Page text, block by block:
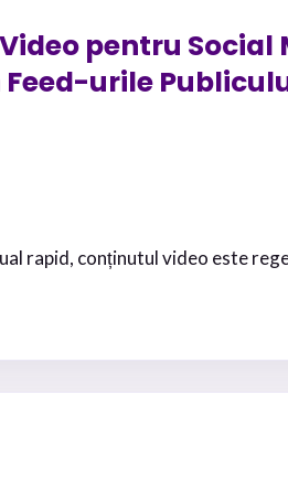
pentru Social
urile
rapid, conținutul video este